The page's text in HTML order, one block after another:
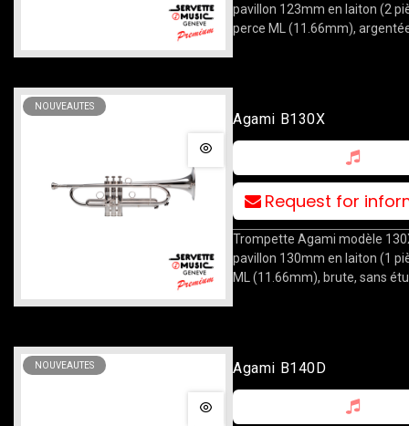
pavillon 123mm en laiton (2
perce ML (11.66mm),
NOUVEAUTES
Agami B130X
Request for
Trompette Agami modèle
pavillon 130mm en laiton (1
ML (11.66mm), brute, sans
NOUVEAUTES Agami B140D